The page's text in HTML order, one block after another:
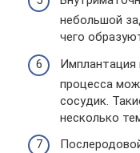
небольшой
чего
Имплантация
процесса
сосудик.
несколько